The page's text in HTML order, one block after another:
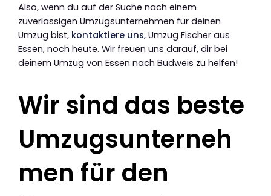
Also, wenn du auf der Suche nach einem
zuverlässigen Umzugsunternehmen für deinen
Umzug bist, kontaktiere uns, Umzug Fischer aus
Essen, noch heute. Wir freuen uns darauf, dir bei
deinem Umzug von Essen nach Budweis zu helfen!
Wir sind das beste
Umzugsunterneh
men für den